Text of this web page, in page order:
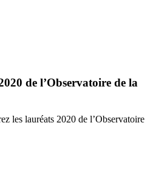
de l’Observatoire de la
les lauréats 2020 de l’Observatoire